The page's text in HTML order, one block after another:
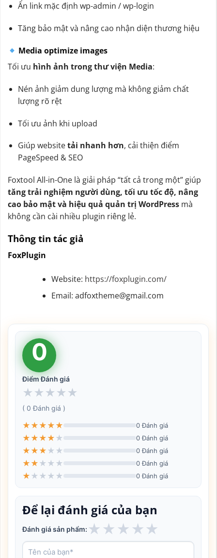
Ẩn link mặc định wp-admin / wp-login
Tăng bảo mật và nâng cao nhận diện thương hiệu
Media optimize images
Tối ưu hình ảnh trong thư viện Media:
Nén ảnh giảm dung lượng mà không giảm chất
lượng rõ rệt
Tối ưu ảnh khi upload
Giúp websitetải nhanh hơn, cải thiện điểm
PageSpeed & SEO
Foxtool All-in-One là giải pháp “tất cả trong một” giúp
tăng trải nghiệm người dùng, tối ưu tốc độ, nâng
cao bảo mật và hiệu quả quản trị WordPress mà
không cần cài nhiều plugin riêng lẻ.
Thông tin tác giả
FoxPlugin
Website: https://foxplugin.com/
Email: adfoxtheme@gmail.com
0
Điểm Đánh giá
★ ★ ★ ★ ★
( 0 Đánh giá )
★ ★ ★ ★ ★ 0 Đánh giá
★ ★ ★ ★ ★ 0 Đánh giá
★ ★ ★ ★ ★ 0 Đánh giá
★ ★ ★ ★ ★ 0 Đánh giá
★ ★ ★ ★ ★ 0 Đánh giá
Để lại đánh giá của bạn
Đánh giá sản phẩm: ★ ★ ★ ★★